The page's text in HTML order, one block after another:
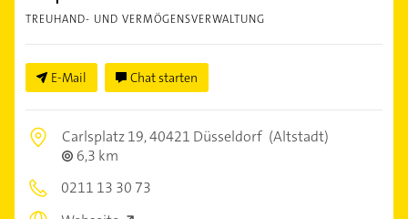
TREUHAND- UND VERMÖGENSVERWALTUNG
E-Mail Chat starten
Carlsplatz 19,40421 Düsseldorf (Altstadt)
6,3 km
0211 13 30 73